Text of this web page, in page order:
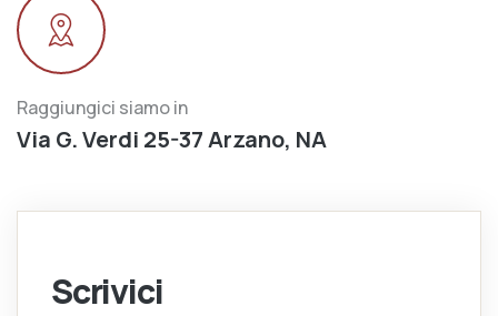
Raggiungici siamo in
Via G. Verdi 25-37 Arzano, NA
Scrivici